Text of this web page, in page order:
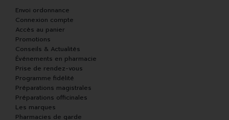
Envoi ordonnance
Connexion compte
Accès au panier
Promotions
Conseils & Actualités
Événements en pharmacie
Prise de rendez-vous
Programme fidélité
Préparations magistrales
Préparations officinales
Les marques
Pharmacies de garde